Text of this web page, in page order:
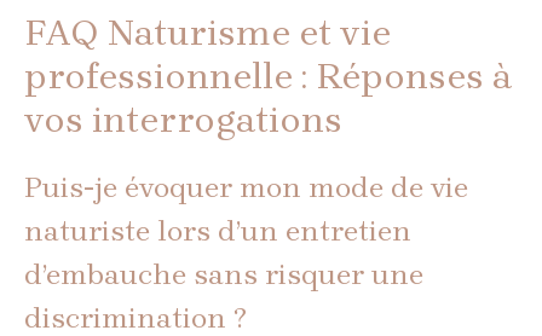
FAQ Naturisme et vie
professionnelle : Réponses à
vos interrogations
Puis-je évoquer mon mode de vie
naturiste lors d’un entretien
d’embauche sans risquer une
discrimination ?